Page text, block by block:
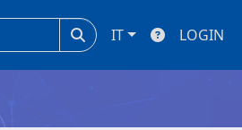
IT LOGIN